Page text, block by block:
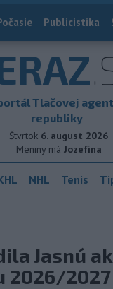
Publicistika
Tlačovej
republiky
Štvrtok 6. august 2026
Meniny má Jozefína
NHL Tenis
Jasnú
2026/2027